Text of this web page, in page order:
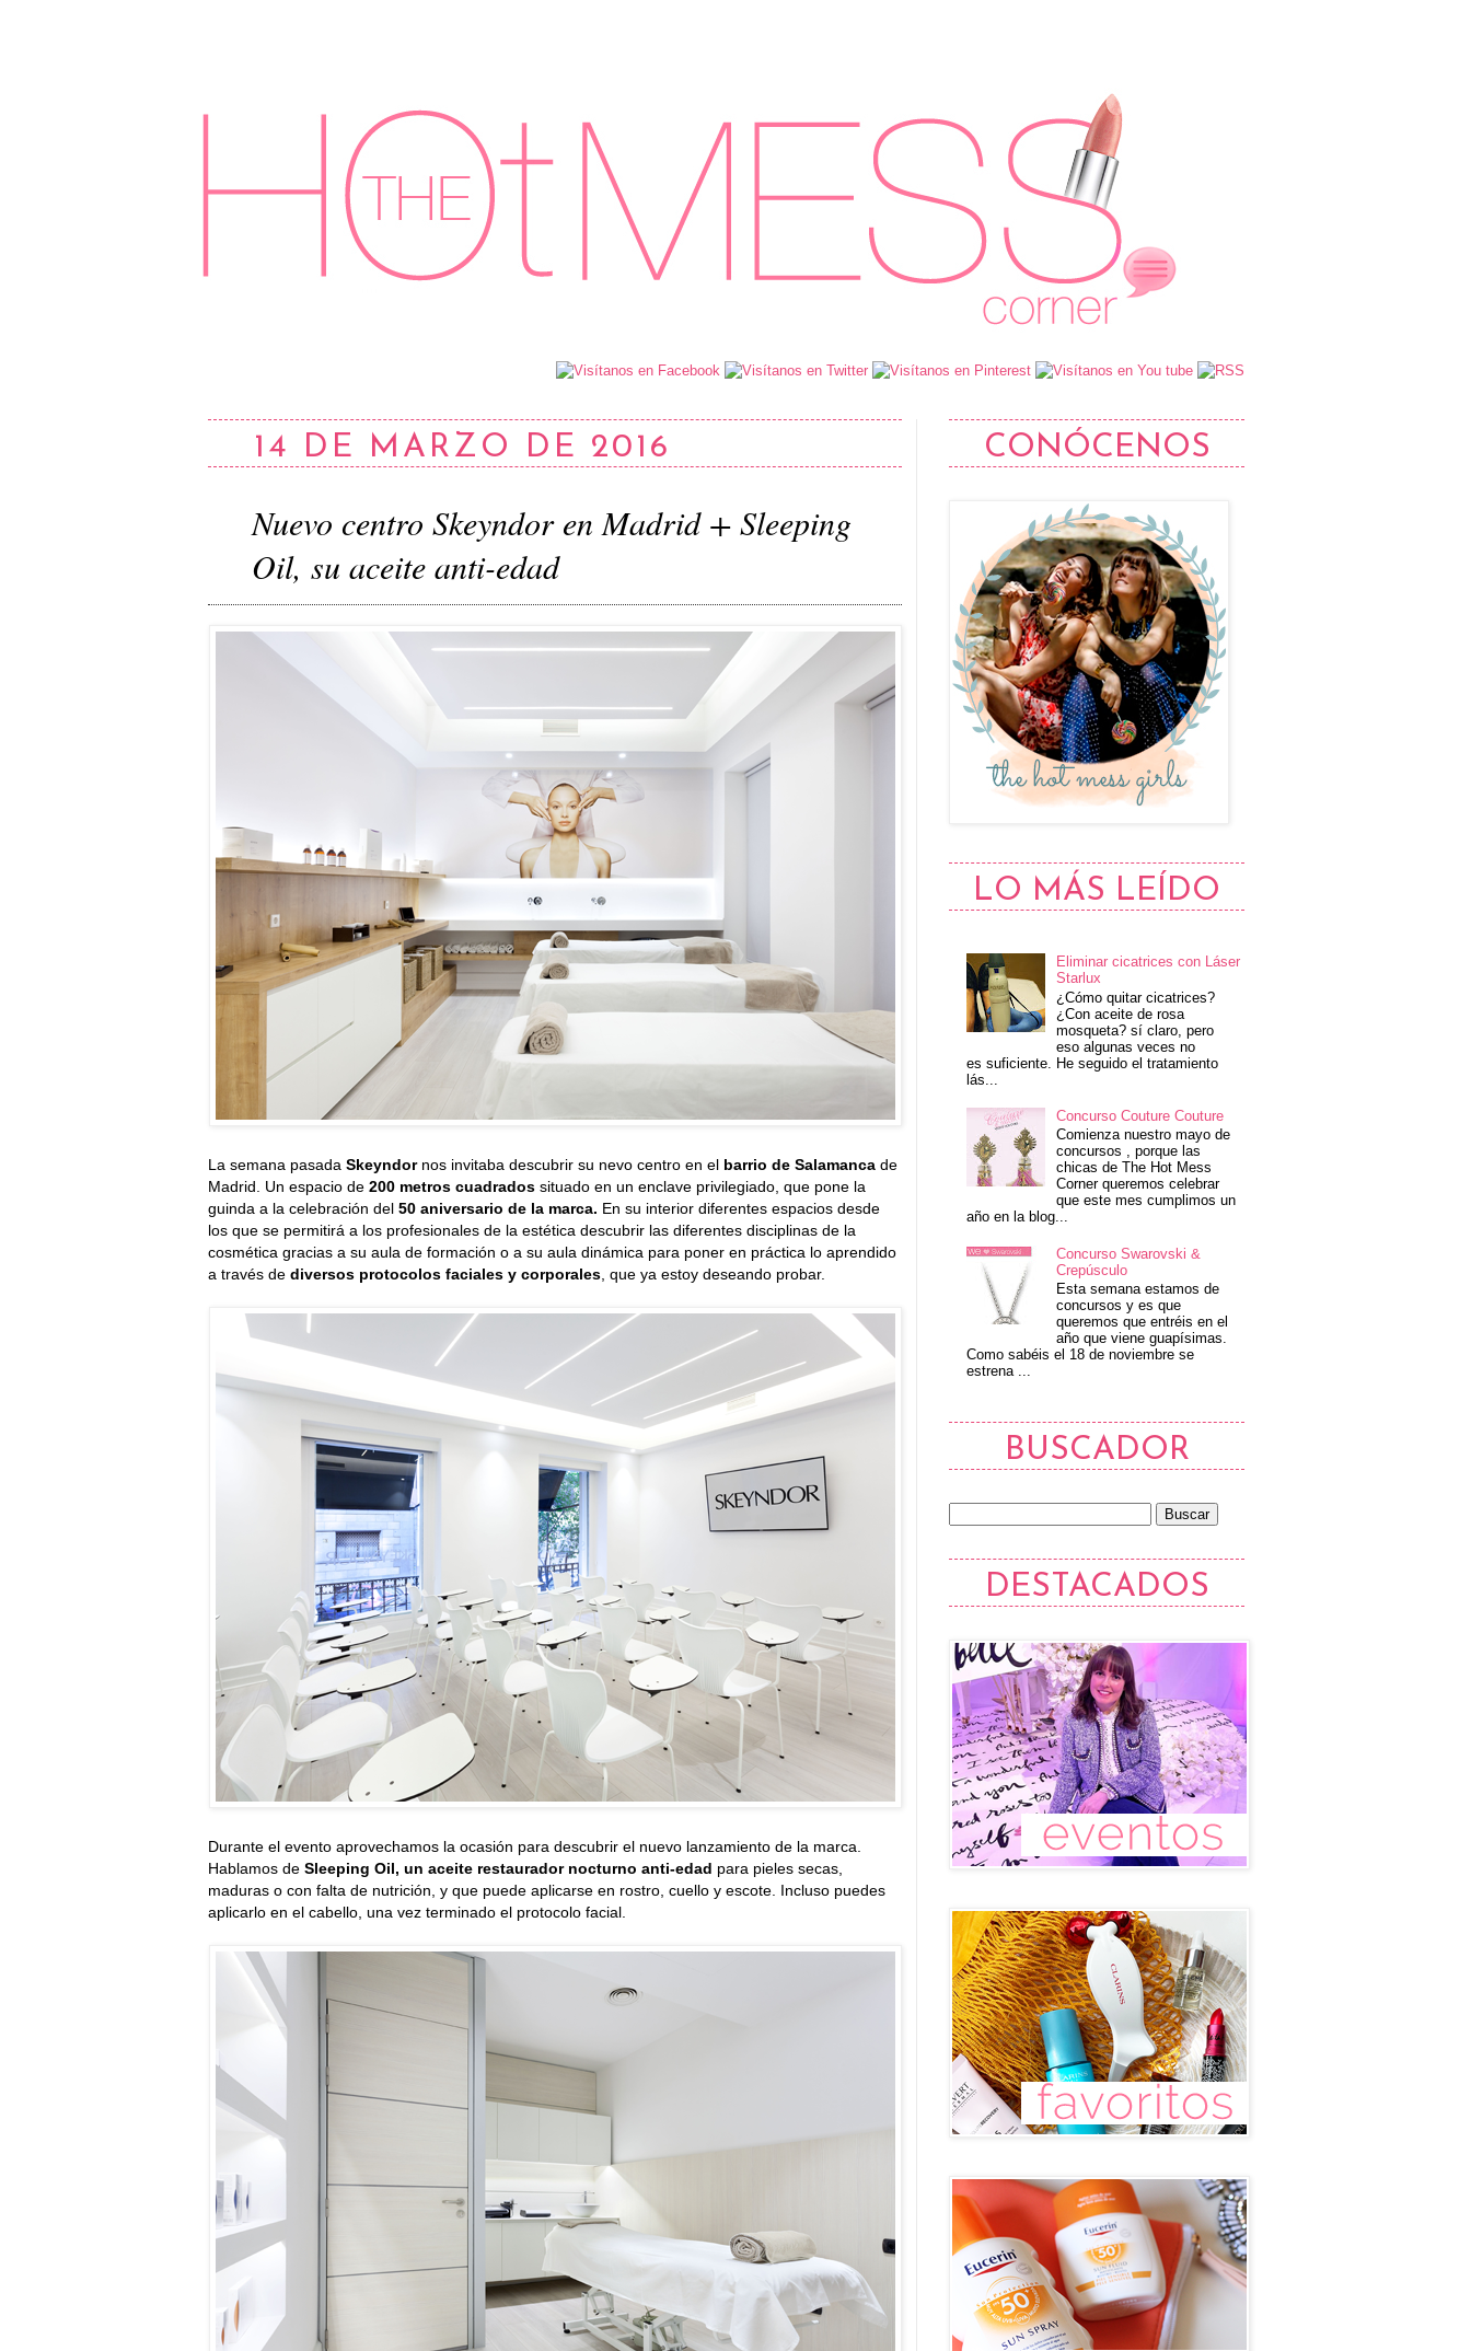
14 DE MARZO DE 2016
Nuevo centro Skeyndor en Madrid + Sleeping
Oil, su aceite anti-edad
La semana pasada Skeyndornos invitaba descubrir su nevo centro en el barrio de Salamanca de
Madrid. Un espacio de 200 metros cuadrados situado en un enclave privilegiado, que pone la
guinda a la celebración del 50 aniversario de la marca. En su interior diferentes espacios desde
los que se permitirá a los profesionales de la estética descubrir las diferentes disciplinas de la
cosmética gracias a su aula de formación o a su aula dinámica para poner en práctica lo aprendido
a través de diversos protocolos faciales y corporales , que ya estoy deseando probar.
Durante el evento aprovechamos la ocasión para descubrir el nuevo lanzamiento de la marca.
Hablamos de Sleeping Oil, un aceite restaurador nocturno anti-edad para pieles secas,
maduras o con falta de nutrición, y que puede aplicarse en rostro, cuello y escote. Incluso puedes
aplicarlo en el cabello, una vez terminado el protocolo facial.
CONÓCENOS
LO MÁS LEÍDO
Eliminar cicatrices con Láser
Starlux
¿Cómo quitar cicatrices?
¿Con aceite de rosa
mosqueta? sí claro, pero
eso algunas veces no
es suficiente. He seguido el tratamiento
lás...
Concurso Couture Couture
Comienza nuestro mayo de
concursos , porque las
chicas de The Hot Mess
Corner queremos celebrar
que este mes cumplimos un
año en la blog...
Concurso Swarovski &
Crepúsculo
Esta semana estamos de
concursos y es que
queremos que entréis en el
año que viene guapísimas.
Como sabéis el 18 de noviembre se
estrena ...
BUSCADOR
DESTACADOS